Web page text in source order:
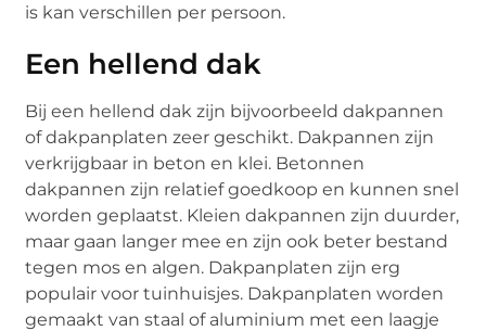
is kan verschillen per persoon.
Een hellend dak
Bij een hellend dak zijn bijvoorbeeld dakpannen
of dakpanplaten zeer geschikt. Dakpannen zijn
verkrijgbaar in beton en klei. Betonnen
dakpannen zijn relatief goedkoop en kunnen snel
worden geplaatst. Kleien dakpannen zijn duurder,
maar gaan langer mee en zijn ook beter bestand
tegen mos en algen. Dakpanplaten zijn erg
populair voor tuinhuisjes. Dakpanplaten worden
gemaakt van staal of aluminium met een laagje